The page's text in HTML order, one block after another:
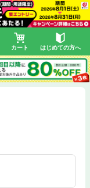
カート はじめての方へ